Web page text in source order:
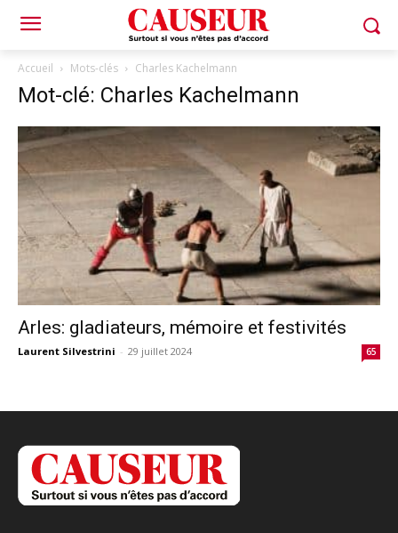
Accueil Mots-clés Charles Kachelmann
Mot-clé: Charles Kachelmann
Arles: gladiateurs, mémoire et festivités
Laurent Silvestrini - 29 juillet 2024 65